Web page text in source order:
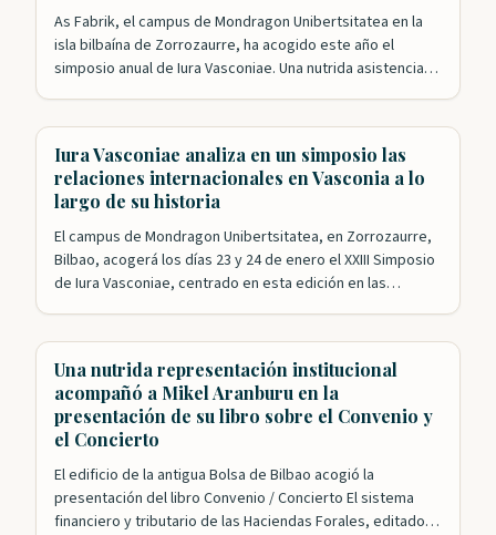
As Fabrik, el campus de Mondragon Unibertsitatea en la
isla bilbaína de Zorrozaurre, ha acogido este año el
simposio anual de Iura Vasconiae. Una nutrida asistencia
llegar a…
Iura Vasconiae analiza en un simposio las
relaciones internacionales en Vasconia a lo
largo de su historia
El campus de Mondragon Unibertsitatea, en Zorrozaurre,
Bilbao, acogerá los días 23 y 24 de enero el XXIII Simposio
de Iura Vasconiae, centrado en esta edición en las
principales expertos en una…
Una nutrida representación institucional
acompañó a Mikel Aranburu en la
presentación de su libro sobre el Convenio y
el Concierto
El edificio de la antigua Bolsa de Bilbao acogió la
presentación del libro Convenio / Concierto El sistema
financiero y tributario de las Haciendas Forales, editado